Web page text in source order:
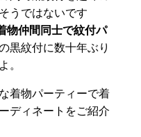
うではないです
物仲間同士で紋付パ
黒紋付に数十年ぶり
着物パーティーで着
ディネートをご紹介